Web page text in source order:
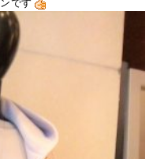
です